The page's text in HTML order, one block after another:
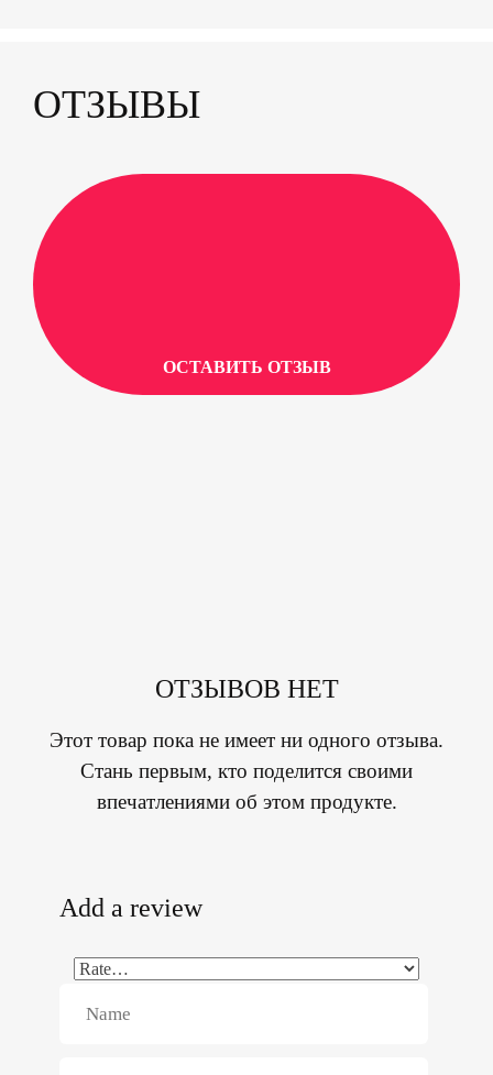
ОТЗЫВЫ
ОСТАВИТЬ ОТЗЫВ
ОТЗЫВОВ НЕТ
Этот товар пока не имеет ни одного отзыва.
Стань первым, кто поделится своими
впечатлениями об этом продукте.
Add a review